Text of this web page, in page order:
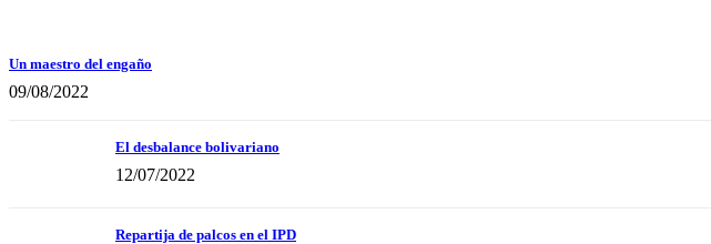
Un maestro del engaño
09/08/2022
El desbalance bolivariano
12/07/2022
Repartija de palcos en el IPD